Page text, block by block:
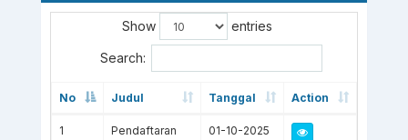
Show entries
Search:
No Judul Tanggal Action
1
Pendaftaran
01-10-2025